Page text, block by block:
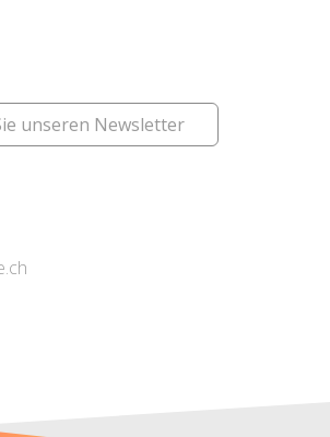
unseren Newsletter